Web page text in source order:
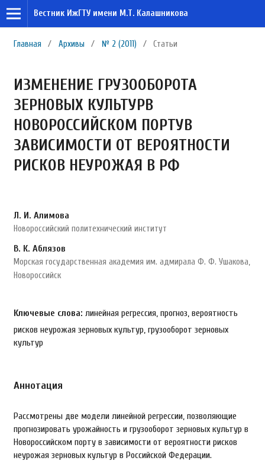
Вестник ИжГТУ имени М.Т. Калашникова
Главная / Архивы / № 2 (2011) / Статьи
ИЗМЕНЕНИЕ ГРУЗООБОРОТА
ЗЕРНОВЫХ КУЛЬТУРВ
НОВОРОССИЙСКОМ ПОРТУВ
ЗАВИСИМОСТИ ОТ ВЕРОЯТНОСТИ
РИСКОВ НЕУРОЖАЯ В РФ
Л. И. Алимова
Новороссийский политехнический институт
В. К. Аблязов
Морская государственная академия им. адмирала Ф. Ф. Ушакова,
Новороссийск
Ключевые слова: линейная регрессия, прогноз, вероятность
рисков неурожая зерновых культур, грузооборот зерновых
культур
Аннотация
Рассмотрены две модели линейной регрессии, позволяющие
прогнозировать урожайность и грузооборот зерновых культур в
Новороссийском порту в зависимости от вероятности рисков
неурожая зерновых культур в Российской Федерации.